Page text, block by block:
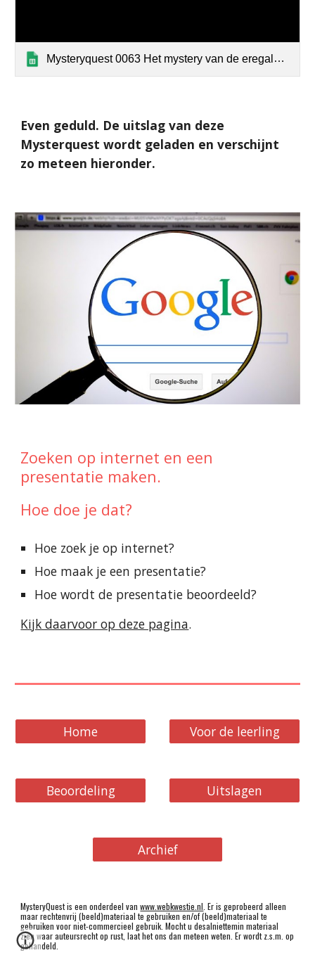
Mysteryquest 0063 Het mystery van de eregalerij (uitslag)
Even geduld. De uitslag van deze
Mysterquest wordt geladen en verschijnt
zo meteen hieronder.
Zoeken op internet en een
presentatie maken.
Hoe doe je dat?
Hoe zoek je op internet?
Hoe maak je een presentatie?
Hoe wordt de presentatie beoordeeld?
Kijk daarvoor op deze pagina.
Home Voor de leerling
Beoordeling Uitslagen
Archief
MysteryQuest is een onderdeel vanwww.webkwestie.nl . Er is geprobeerd alleen
maar rechtenvrij (beeld)materiaal te gebruiken en/of (beeld)materiaal te
gebruiken voor niet-commercieel gebruik. Mocht u desalniettemin materiaal
zien waar auteursrecht op rust, laat het ons dan meteen weten. Er wordt z.s.m. op
gehandeld.